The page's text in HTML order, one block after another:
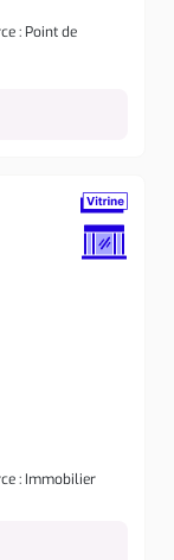
: Point de
: Immobilier